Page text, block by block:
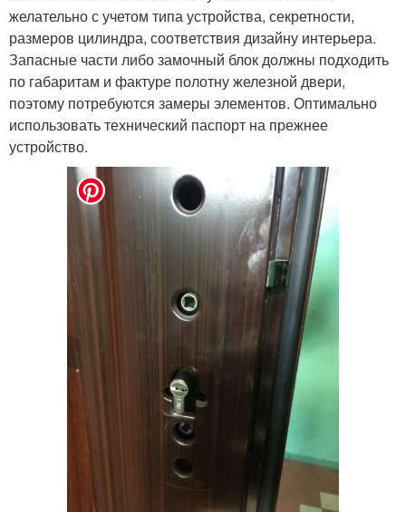
желательно с учетом типа устройства, секретности,
размеров цилиндра, соответствия дизайну интерьера.
Запасные части либо замочный блок должны подходить
по габаритам и фактуре полотну железной двери,
поэтому потребуются замеры элементов. Оптимально
использовать технический паспорт на прежнее
устройство.